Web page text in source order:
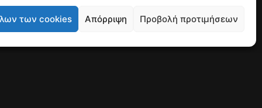
των cookies Απόρριψη Προβολή προτιμήσεων